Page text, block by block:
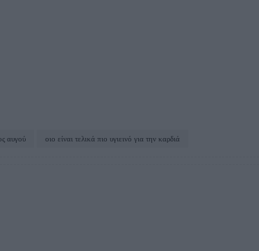
αυγού οιο είναι τελικά πιο υγιεινό για την καρδιά